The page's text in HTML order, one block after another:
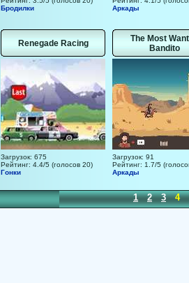
Бродилки
Аркады
Renegade Racing
Загрузок: 675
Рейтинг: 4.4/5 (голосов 20)
Гонки
The Most
Bandito
Загрузок: 91
Рейтинг: 1.7/5
Аркады
1 2 3 4